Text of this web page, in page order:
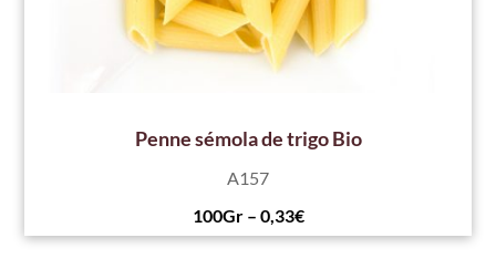
Penne sémola de trigo Bio
A157
100Gr – 0,33€